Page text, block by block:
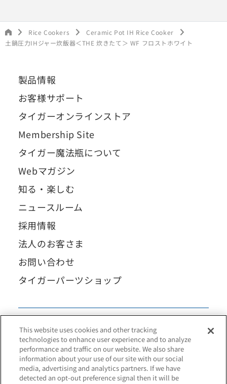
Rice Cookers
Ceramic Pot IH Rice Cooker
土鍋圧力IHジャー炊飯器＜THE 炊きたて＞ WF フロストホワイト
製品情報
お客様サポート
タイガーオンラインストア
Membership Site
タイガー魔法瓶について
Webマガジン
知る・楽しむ
ニュースルーム
採用情報
法人のお客さま
お問い合わせ
タイガーパーツショップ
This website uses cookies and other tracking
technologies to enhance user experience and to analyze
performance and traffic on our website. We also share
information about your use of our site with our social
media, advertising and analytics partners. If we have
detected an opt-out preference signal then it will be